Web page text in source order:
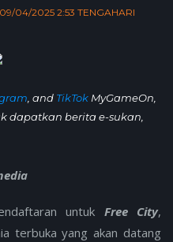
04/2025 2:53 TENGAHARI
, and TikTok MyGameOn,
dapatkan berita e-sukan,
untuk Free City,
terbuka yang akan datang